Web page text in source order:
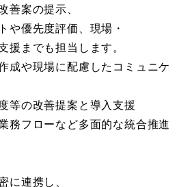
善案の提示、
や優先度評価、現場・
援までも担当します。
成や現場に配慮したコミュニケ
等の改善提案と導入支援
務フローなど多面的な統合推進
に連携し、